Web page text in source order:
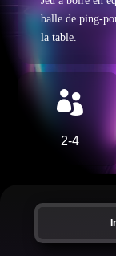
balle de ping-
la table.

2-4